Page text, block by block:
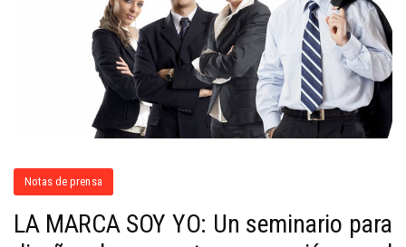
Notas de prensa
LA MARCA SOY YO: Un seminario para